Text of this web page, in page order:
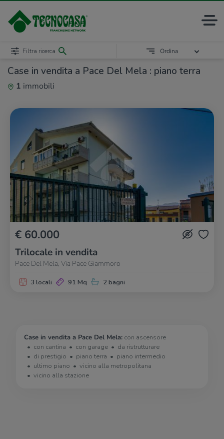
Case in vendita a Pace Del Mela : piano terra
1 immobili
Filtra ricerca Ordina
€ 60.000
Trilocale in vendita
Pace Del Mela, Via Pace Giammoro
3 locali 91 Mq 2 bagni
Case in vendita a Pace Del Mela: con ascensore
con cantina
con garage
da ristrutturare
di prestigio
piano terra
piano intermedio
ultimo piano
vicino alla metropolitana
vicino alla stazione